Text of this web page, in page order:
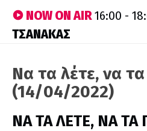
NOW ON AIR16:00 -
ΤΣΑΝΑΚΑΣ
Να τα λέτε, να
(14/04/2022)
ΝΑ ΤΑ ΛΕΤΕ, ΝΑ